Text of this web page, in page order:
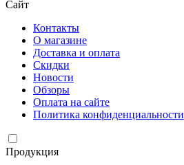
Сайт
Контакты
О магазине
Доставка и оплата
Скидки
Новости
Обзоры
Оплата на сайте
Политика конфиденциальности
Продукция